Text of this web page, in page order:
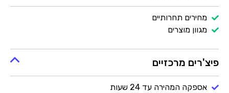
מחירים תחרותיים
מגוון מוצרים
פיצ'רים מרכזיים
אספקה המהירה עד 24 שעות